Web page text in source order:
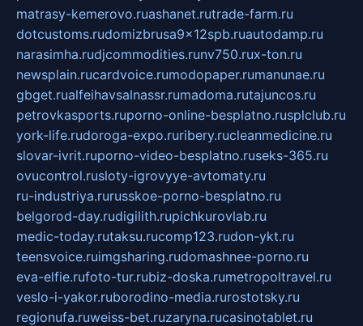
matrasy-kemerovo.ruashanet.rutrade-farm.ru
dotcustoms.rudomizbrusa9x12spb.ruautodamp.ru
narasimha.rudjcommodities.runv750.rux-ton.ru
newsplain.rucardvoice.rumodopaper.rumanunae.ru
gbget.rualfeihavsalnassr.rumadoma.rutajuncos.ru
petrovkasports.ruporno-online-besplatno.rusplclub.ru
york-life.rudoroga-expo.ruribery.rucleanmedicine.ru
slovar-ivrit.ruporno-video-besplatno.ruseks-365.ru
ovucontrol.rusloty-igrovyye-avtomaty.ru
ru-industriya.rurusskoe-porno-besplatno.ru
belgorod-day.rudigilith.rupichkurovlab.ru
medic-today.rutaksu.rucomp123.rudon-ykt.ru
teensvoice.ruimgsharing.rudomashnee-porno.ru
eva-elfie.rufoto-tur.rubiz-doska.rumetropoltravel.ru
veslo-i-yakor.ruborodino-media.rurostotsky.ru
regionufa.ruweiss-bet.ruzaryna.rucasinotablet.ru